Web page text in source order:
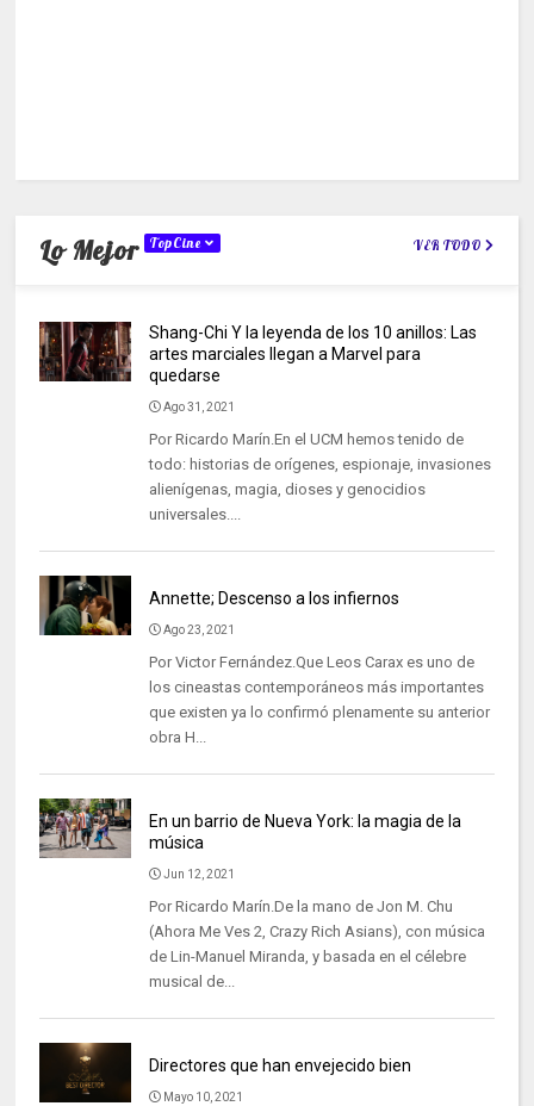
Lo Mejor TopCine VER TODO
Shang-Chi Y la leyenda de los 10 anillos: Las
artes marciales llegan a Marvel para
quedarse
Ago 31, 2021
Por Ricardo Marín.En el UCM hemos tenido de
todo: historias de orígenes, espionaje, invasiones
alienígenas, magia, dioses y genocidios
universales....
Annette; Descenso a los infiernos
Ago 23, 2021
Por Victor Fernández.Que Leos Carax es uno de
los cineastas contemporáneos más importantes
que existen ya lo confirmó plenamente su anterior
obra H...
En un barrio de Nueva York: la magia de la
música
Jun 12, 2021
Por Ricardo Marín.De la mano de Jon M. Chu
(Ahora Me Ves 2, Crazy Rich Asians), con música
de Lin-Manuel Miranda, y basada en el célebre
musical de...
Directores que han envejecido bien
Mayo 10, 2021